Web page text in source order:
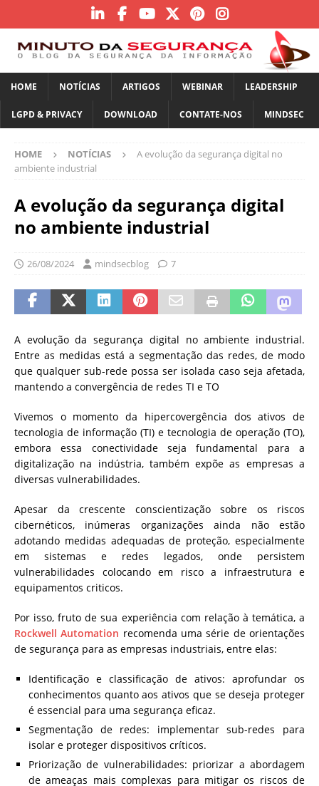
HOME NOTÍCIAS ARTIGOS WEBINAR LEADERSHIP
LGPD & PRIVACY DOWNLOAD CONTATE-NOS MINDSEC
HOME NOTÍCIAS
A evolução da segurança digital no
ambiente industrial
A evolução da segurança digital
no ambiente industrial
26/08/2024 mindsecblog 7
A evolução da segurança digital no ambiente industrial.
Entre as medidas está a segmentação das redes, de modo
que qualquer sub-rede possa ser isolada caso seja afetada,
mantendo a convergência de redes TI e TO
Vivemos o momento da hipercovergência dos ativos de
tecnologia de informação (TI) e tecnologia de operação (TO),
embora essa conectividade seja fundamental para a
digitalização na indústria, também expõe as empresas a
diversas vulnerabilidades.
Apesar da crescente conscientização sobre os riscos
cibernéticos, inúmeras organizações ainda não estão
adotando medidas adequadas de proteção, especialmente
em sistemas e redes legados, onde persistem
vulnerabilidades colocando em risco a infraestrutura e
equipamentos criticos.
Por isso, fruto de sua experiência com relação à temática, a
Rockwell Automation recomenda uma série de orientações
de segurança para as empresas industriais, entre elas:
Identificação e classificação de ativos: aprofundar os
conhecimentos quanto aos ativos que se deseja proteger
é essencial para uma segurança eficaz.
Segmentação de redes: implementar sub-redes para
isolar e proteger dispositivos críticos.
Priorização de vulnerabilidades: priorizar a abordagem
de ameaças mais complexas para mitigar os riscos de